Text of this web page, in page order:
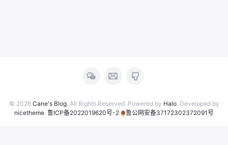
© 2026 Cane's Blog. All Rights Reserved. Powered by Halo. Developed by
nicetheme. 鲁ICP备2022019620号-2 鲁公网安备37172302372091号